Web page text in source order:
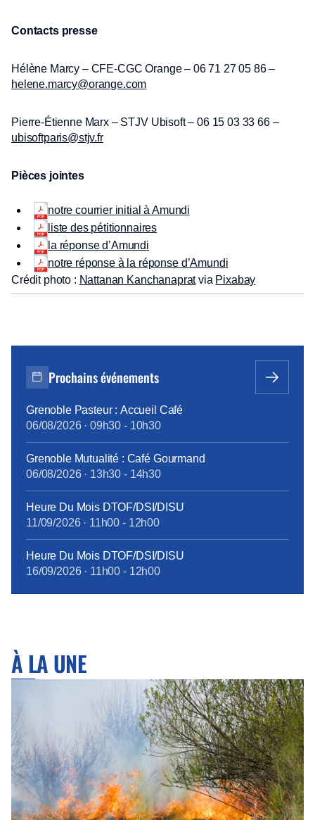
Contacts presse
Hélène Marcy – CFE-CGC Orange – 06 71 27 05 86 –
helene.marcy@orange.com
Pierre-Étienne Marx – STJV Ubisoft – 06 15 03 33 66 –
ubisoftparis@stjv.fr
Pièces jointes
notre courrier initial à Amundi
liste des pétitionnaires
la réponse d’Amundi
notre réponse à la réponse d’Amundi
Crédit photo : Nattanan Kanchanapratvia Pixabay
Prochains événements
Grenoble Pasteur : Accueil Café
06/08/2026· 09h30 - 10h30
Grenoble Mutualité : Café Gourmand
06/08/2026· 13h30 - 14h30
Heure Du Mois DTOF/DSI/DISU
11/09/2026· 11h00 - 12h00
Heure Du Mois DTOF/DSI/DISU
16/09/2026· 11h00 - 12h00
À LA UNE